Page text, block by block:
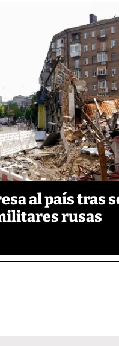
al país tras
rusas